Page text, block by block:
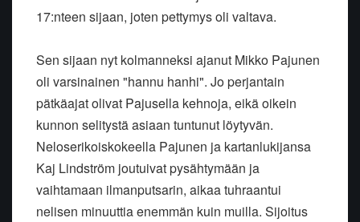
17:nteen sijaan, joten pettymys oli valtava.
Sen sijaan nyt kolmanneksi ajanut Mikko Pajunen
oli varsinainen "hannu hanhi". Jo perjantain
pätkäajat olivat Pajusella kehnoja, eikä oikein
kunnon selitystä asiaan tuntunut löytyvän.
Neloserikoiskokeella Pajunen ja kartanlukijansa
Kaj Lindström joutuivat pysähtymään ja
vaihtamaan ilmanputsarin, aikaa tuhraantui
nelisen minuuttia enemmän kuin muilla. Sijoitus